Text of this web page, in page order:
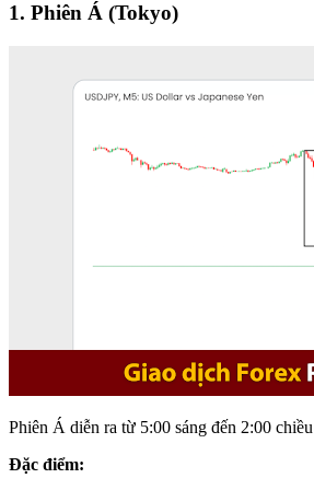
1. Phiên Á (Tokyo)
Phiên Á diễn ra từ 5:00 sáng đến 2:00
Đặc điểm: